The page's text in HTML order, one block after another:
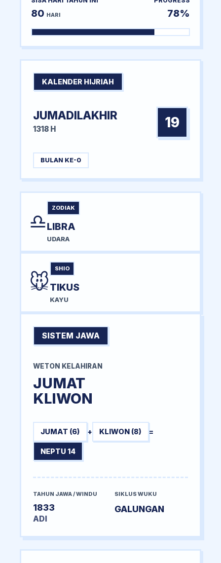
80 HARI 78%
KALENDER HIJRIAH
JUMADILAKHIR
1318 H 19
BULAN KE-0
♎
ZODIAK
LIBRA
UDARA
🐭
SHIO
TIKUS
KAYU
SISTEM JAWA
WETON KELAHIRAN
JUMAT
KLIWON
JUMAT (6) + KLIWON (8) =
NEPTU 14
TAHUN JAWA / WINDU
1833
ADI
SIKLUS WUKU
GALUNGAN